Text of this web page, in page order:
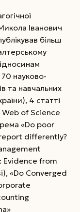
Іванович
більш
науково-
та навчальних
4 статті
Web of Science
«Do poor
differently?
Evidence from
«Do Converged